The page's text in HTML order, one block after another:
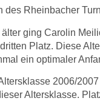
des Rheinbacher
älter ging Carolin
Platz. Diese
ein optimaler
2006/
Altersklasse.